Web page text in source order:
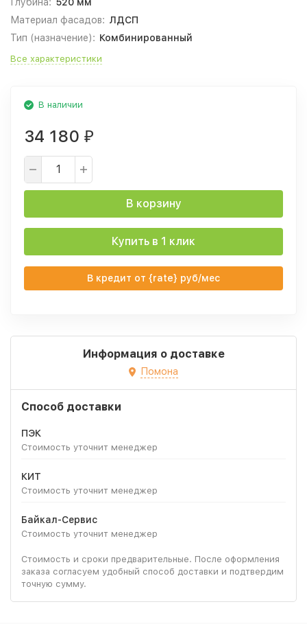
Материал фасадов: ЛДСП
Тип (назначение): Комбинированный
Все характеристики
В наличии
34 180 ₽
В корзину
Купить в 1 клик
В кредит от {rate} руб/мес
Информация о доставке
Помона
Способ доставки
ПЭК
Стоимость уточнит менеджер
КИТ
Стоимость уточнит менеджер
Байкал-Сервис
Стоимость уточнит менеджер
Стоимость и сроки предварительные. После оформления
заказа согласуем удобный способ доставки и подтвердим
точную сумму.